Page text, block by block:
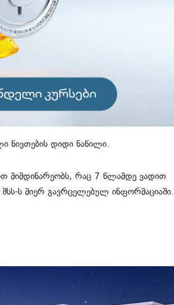
ნივთების დიდი ნაწილი.
მიმდინარეობს, რაც 7 წლამდე ვადით
ს მიერ გავრცელებულ ინფორმაციაში.